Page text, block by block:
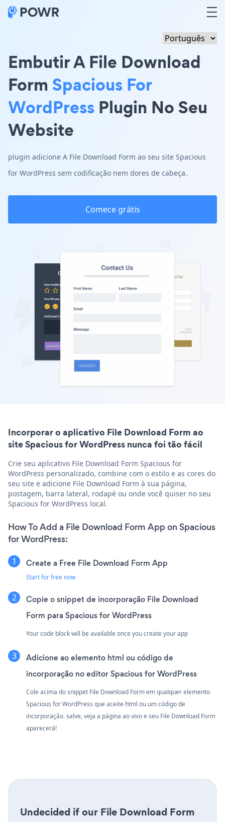
Embutir A File Download
Form Spacious For
WordPress Plugin No Seu
Website
plugin adicione A File Download Form ao seu site Spacious
for WordPress sem codificação nem dores de cabeça.
Comece grátis
Incorporar o aplicativo File Download Form ao
site Spacious for WordPress nunca foi tão fácil
Crie seu aplicativo File Download Form Spacious for
WordPress personalizado, combine com o estilo e as cores do
seu site e adicione File Download Form à sua página,
postagem, barra lateral, rodapé ou onde você quiser no seu
Spacious for WordPress local.
How To Add a File Download Form App on Spacious
for WordPress:
Create a Free File Download Form App
Start for free now
Copie o snippet de incorporação File Download
Form para Spacious for WordPress
Your code block will be available once you create your app
Adicione ao elemento html ou código de
incorporação no editor Spacious for WordPress
Cole acima do snippet File Download Form em qualquer elemento
Spacious for WordPress que aceite html ou um código de
incorporação. salve, veja a página ao vivo e seu File Download Form
aparecerá!
Undecided if our File Download Form